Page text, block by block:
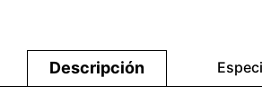
Descripción